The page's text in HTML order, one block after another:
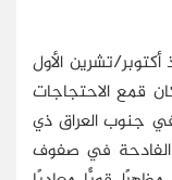
تشرين الأول
قمع الاحتجاجات
جنوب العراق ذي
الفادحة في صفوف